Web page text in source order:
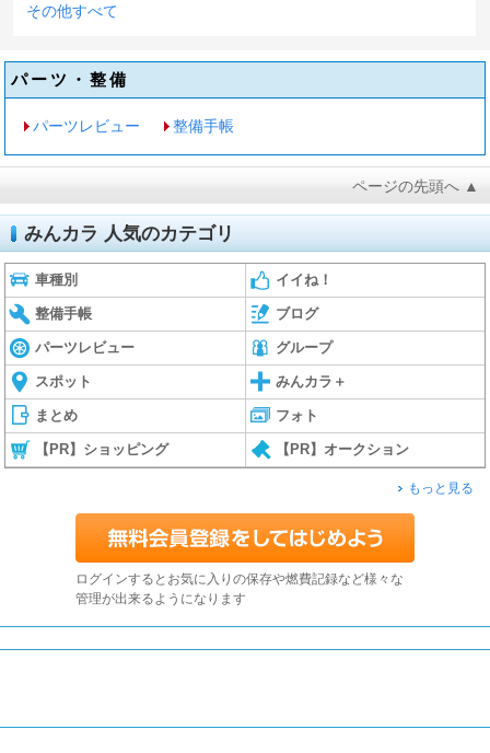
その他すべて
パーツ・整備
パーツレビュー 整備手帳
ページの先頭へ ▲
みんカラ 人気のカテゴリ
車種別 イイね！
整備手帳 ブログ
パーツレビュー グループ
スポット みんカラ＋
まとめ フォト
【PR】ショッピング 【PR】オークション
もっと見る
ログインするとお気に入りの保存や燃費記録など様々な
管理が出来るようになります